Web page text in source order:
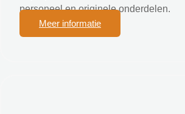
personeel en originele onderdelen.
Meer informatie